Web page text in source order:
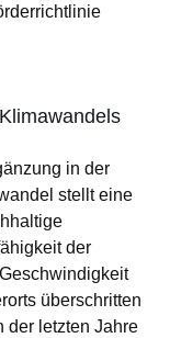
in der
stellt eine
der
überschritten
der letzten Jahre